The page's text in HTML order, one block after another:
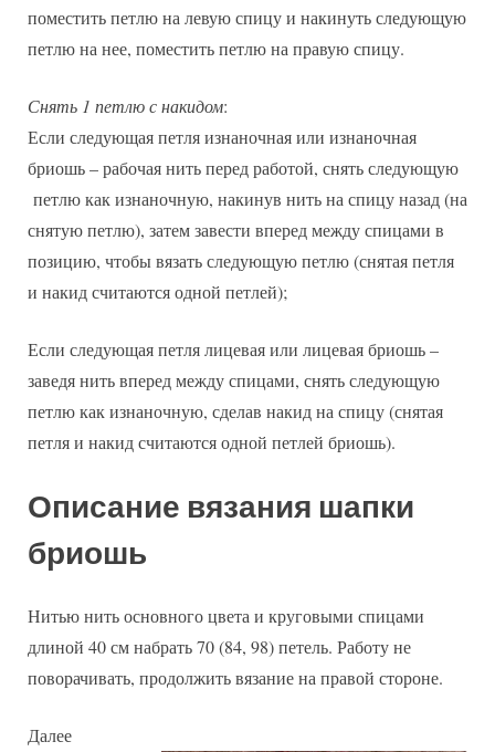
поместить петлю на левую спицу и накинуть следующую
петлю на нее, поместить петлю на правую спицу.
Снять 1 петлю с накидом:
Если следующая петля изнаночная или изнаночная
бриошь – рабочая нить перед работой, снять следующую
петлю как изнаночную, накинув нить на спицу назад (на
снятую петлю), затем завести вперед между спицами в
позицию, чтобы вязать следующую петлю (снятая петля
и накид считаются одной петлей);
Если следующая петля лицевая или лицевая бриошь –
заведя нить вперед между спицами, снять следующую
петлю как изнаночную, сделав накид на спицу (снятая
петля и накид считаются одной петлей бриошь).
Описание вязания шапки
бриошь
Нитью нить основного цвета и круговыми спицами
длиной 40 см набрать 70 (84, 98) петель. Работу не
поворачивать, продолжить вязание на правой стороне.
Далее